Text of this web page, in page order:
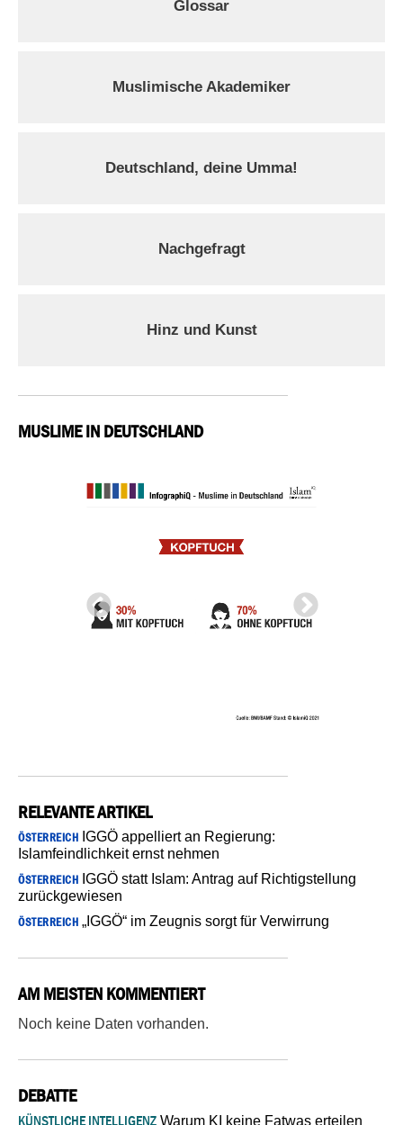
Glossar
Muslimische Akademiker
Deutschland, deine Umma!
Nachgefragt
Hinz und Kunst
MUSLIME IN DEUTSCHLAND
RELEVANTE ARTIKEL
ÖSTERREICH IGGÖ appelliert an Regierung:
Islamfeindlichkeit ernst nehmen
ÖSTERREICH IGGÖ statt Islam: Antrag auf Richtigstellung
zurückgewiesen
ÖSTERREICH „IGGÖ“ im Zeugnis sorgt für Verwirrung
AM MEISTEN KOMMENTIERT
Noch keine Daten vorhanden.
DEBATTE
KÜNSTLICHE INTELLIGENZ Warum KI keine Fatwas erteilen